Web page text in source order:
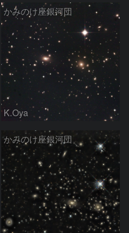
かみのけ座銀河団
K.Oya
かみのけ座銀河団